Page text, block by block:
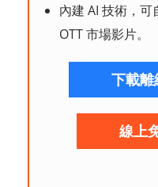
內建 AI 技術，
OTT 市場影片。
下載離
線上